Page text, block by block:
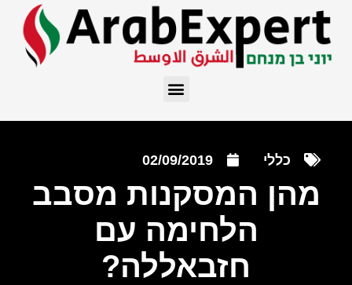
כללי 02/09/2019
מהן המסקנות מסבב
הלחימה עם
חזבאללה?